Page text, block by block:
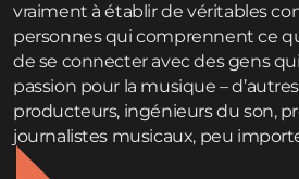
vraiment à établir de véritables
personnes qui comprennent ce
de se connecter avec des gens
passion pour la musique –
producteurs, ingénieurs du son,
journalistes musicaux, peu
collectionner une pile de cartes de